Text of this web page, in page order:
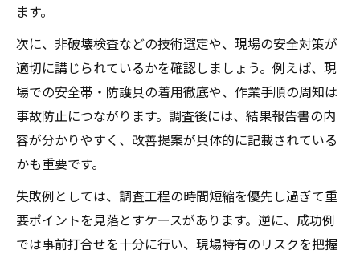
ます。
次に、非破壊検査などの技術選定や、現場の安全対策が
適切に講じられているかを確認しましょう。例えば、現
場での安全帯・防護具の着用徹底や、作業手順の周知は
事故防止につながります。調査後には、結果報告書の内
容が分かりやすく、改善提案が具体的に記載されている
かも重要です。
失敗例としては、調査工程の時間短縮を優先し過ぎて重
要ポイントを見落とすケースがあります。逆に、成功例
では事前打合せを十分に行い、現場特有のリスクを把握